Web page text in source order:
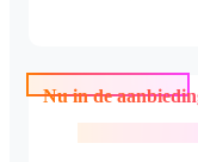
Nu in de aanbieding!